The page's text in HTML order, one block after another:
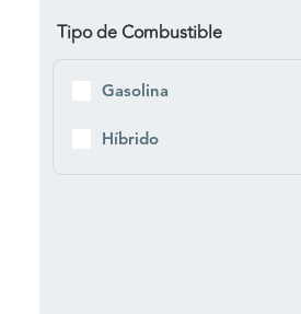
Tipo de Combustible
Gasolina
Híbrido